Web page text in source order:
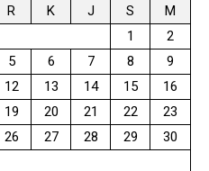
R K J S
M
1
2
5 6 7 8
9
12 13 14 15
16
19 20 21 22
23
26 27 28 29
30